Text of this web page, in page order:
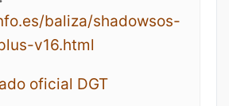
baliza/shadowsos-
v16.html
oficial DGT